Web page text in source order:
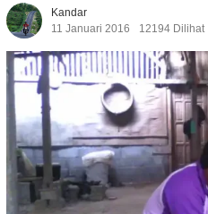
Kandar
11 Januari 2016
12194 Dilihat